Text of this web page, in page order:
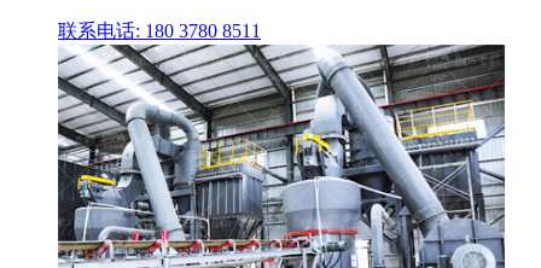
联系电话: 180 3780 8511